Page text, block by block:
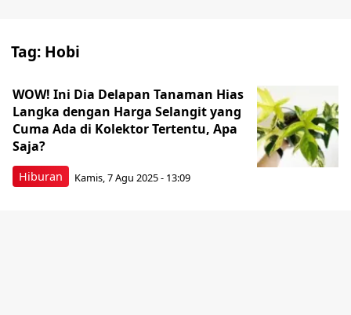
Tag: Hobi
Hiburan
WOW! Ini Dia Delapan Tanaman Hias
Langka dengan Harga Selangit yang
Cuma Ada di Kolektor Tertentu, Apa
Saja?
Kamis, 7 Agu 2025 - 13:09